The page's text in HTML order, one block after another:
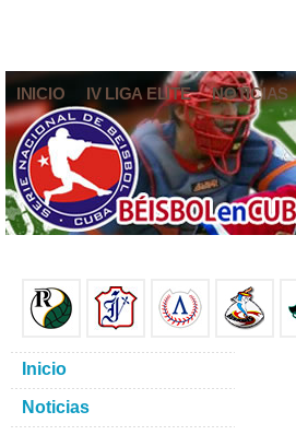
INICIO IV LIGA ELITE NOTICIAS
Inicio
Noticias